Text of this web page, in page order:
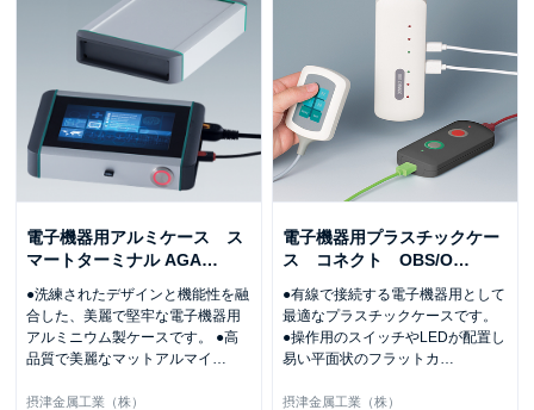
電子機器用アルミケース ス
マートターミナル AGA…
●洗練されたデザインと機能性を融
合した、美麗で堅牢な電子機器用
アルミニウム製ケースです。 ●高
品質で美麗なマットアルマイ …
摂津金属工業（株）
電子機器用プラスチックケー
ス コネクト OBS/O…
●有線で接続する電子機器用として
最適なプラスチックケースです。
●操作用のスイッチやLEDが配置し
易い平面状のフラットカ …
摂津金属工業（株）